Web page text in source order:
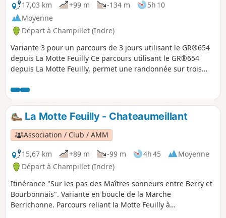
17,03 km
+99 m -134 m
5h 10
Moyenne
Départ à Champillet (Indre)
Variante 3 pour un parcours de 3 jours utilisant le GR®654
depuis La Motte Feuilly Ce parcours utilisant le GR®654
depuis La Motte Feuilly, permet une randonnée sur trois
du sentier "Itinérance sur les pas des Maîtres Sonneurs
entre Berry et Bourbonnais" Soit la boucle : La Châtre - La
Berthenoux - La Motte Feuilly - La Châtre
La Motte Feuilly - Chateaumeillant
Association / Club / AMM
15,67 km
+89 m -99 m 4h 45
Moyenne
Départ à Champillet (Indre)
Itinérance "Sur les pas des Maîtres sonneurs entre Berry et
Bourbonnais". Variante en boucle de la Marche
Berrichonne. Parcours reliant la Motte Feuilly à